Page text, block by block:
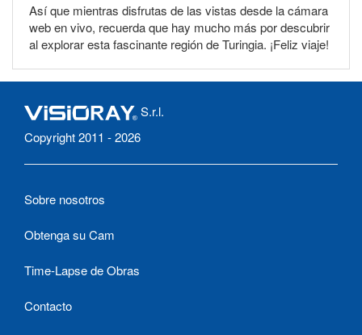
Así que mientras disfrutas de las vistas desde la cámara
web en vivo, recuerda que hay mucho más por descubrir
al explorar esta fascinante región de Turingia. ¡Feliz viaje!
S.r.l.
Copyright 2011 - 2026
Sobre nosotros
Obtenga su Cam
Time-Lapse de Obras
Contacto